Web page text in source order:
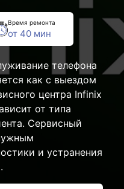
Время ремонта
от 40 мин
телефона
как с выездом
центра Infinix
от типа
Сервисный
и устранения